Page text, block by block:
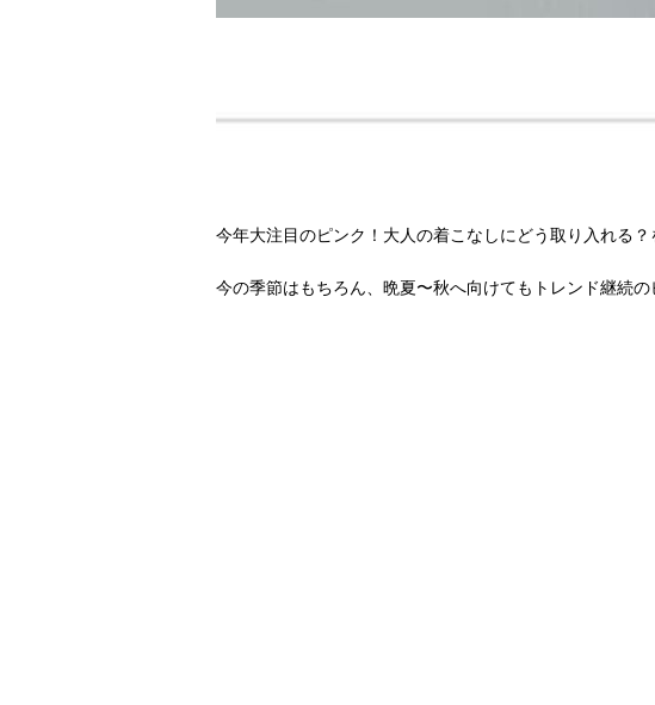
今年大注目のピンク！大人の着こなしにどう取り入れる
今の季節はもちろん、晩夏〜秋へ向けてもトレンド継続